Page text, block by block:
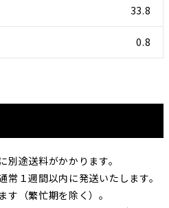
33.8
0.8
途送料がかかります。
常１週間以内に発送いたします。
す（繁忙期を除く）。